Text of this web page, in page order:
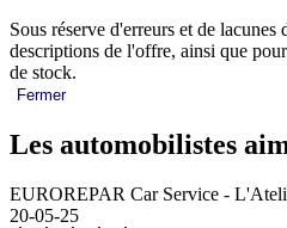
Sous réserve d'erreurs et de
descriptions de l'offre, ainsi que
de stock.
Fermer
Les automobilistes
EUROREPAR Car Service -
20-05-25